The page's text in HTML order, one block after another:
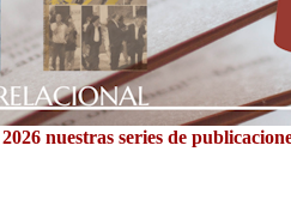
nuestras series de